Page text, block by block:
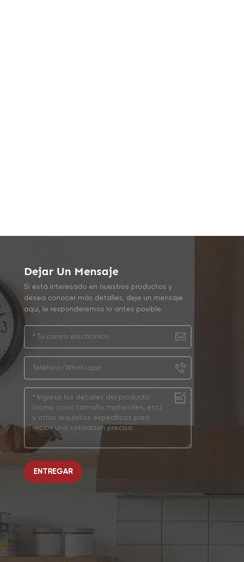
Dejar Un Mensaje
Si está interesado en nuestros productos y
desea conocer más detalles, deje un mensaje
aquí, le responderemos lo antes posible.
ENTREGAR